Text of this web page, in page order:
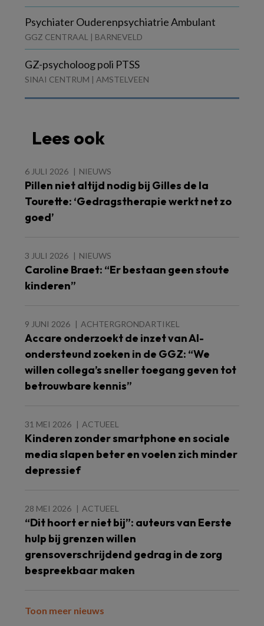
Psychiater Ouderenpsychiatrie Ambulant
GGZ CENTRAAL | BARNEVELD
GZ-psycholoog poli PTSS
SINAI CENTRUM | AMSTELVEEN
Lees ook
6 JULI 2026 NIEUWS
Pillen niet altijd nodig bij Gilles de la
Tourette: ‘Gedragstherapie werkt net zo
goed’
3 JULI 2026 NIEUWS
Caroline Braet: “Er bestaan geen stoute
kinderen”
9 JUNI 2026 ACHTERGRONDARTIKEL
Accare onderzoekt de inzet van AI-
ondersteund zoeken in de GGZ: “We
willen collega’s sneller toegang geven tot
betrouwbare kennis”
31 MEI 2026 ACTUEEL
Kinderen zonder smartphone en sociale
media slapen beter en voelen zich minder
depressief
28 MEI 2026 ACTUEEL
“Dit hoort er niet bij”: auteurs van Eerste
hulp bij grenzen willen
grensoverschrijdend gedrag in de zorg
bespreekbaar maken
Toon meer nieuws